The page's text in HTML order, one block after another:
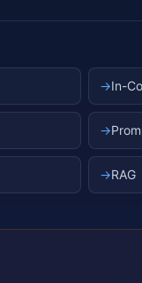
→In-
→
→RAG